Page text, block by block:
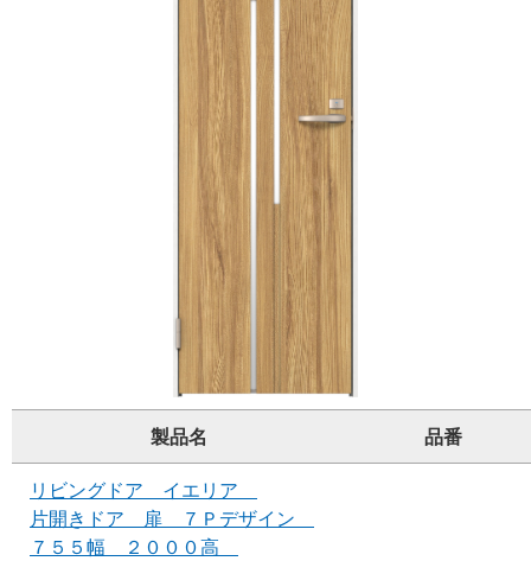
製品名 品番
リビングドア イエリア
片開きドア 扉 ７Ｐデザイン
７５５幅 ２０００高